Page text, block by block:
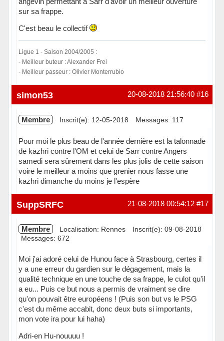
sur sa frappe.
C'est beau le collectif
Ligue 1 - Saison 2004/2005 :
- Meilleur buteur : Alexander Frei
- Meilleur passeur : Olivier Monterrubio
Hors ligne #16
20-08-2018 21:56:40
simon53
Membre Inscrit(e): 12-05-2018 Messages: 117
Pour moi le plus beau de l'année dernière est la talonnade
de kazhri contre l'OM et celui de Sarr contre Angers
samedi sera sûrement dans les plus jolis de cette saison
voire le meilleur a moins que grenier nous fasse une
kazhri dimanche du moins je l'espère
Hors ligne #17
21-08-2018 00:54:12
SuppSRFC
Membre Localisation: Rennes
Inscrit(e): 09-08-2018
Messages: 672
Moi j'ai adoré celui de Hunou face à Strasbourg, certes il
y a une erreur du gardien sur le dégagement, mais la
qualité technique en une touche de sa frappe, le culot qu'il
a eu... Puis ce but nous a permis de vraiment se dire
qu'on pouvait être européens ! (Puis son but vs le PSG
c'est du même accabit, donc deux buts si importants,
mon vote ira pour lui haha)
Adri-en Hu-nouuuu !